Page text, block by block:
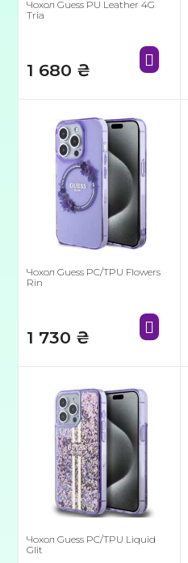
Чохол Guess PU Leather 4G
Tria
1 680 ₴
Чохол Guess PC/TPU Flowers
Rin
1 730 ₴
Чохол Guess PC/TPU Liquid
Glit